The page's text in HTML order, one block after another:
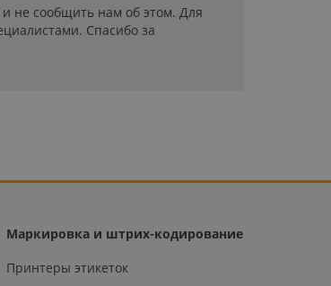
не сообщить нам об этом. Для
Спасибо за
Маркировка и штрих-кодирование
Принтеры этикеток